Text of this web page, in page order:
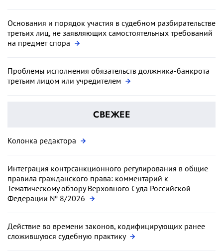
Основания и порядок участия в судебном разбирательстве
третьих лиц, не заявляющих самостоятельных требований
на предмет спора
Проблемы исполнения обязательств должника-банкрота
третьим лицом или учредителем
СВЕЖЕЕ
Колонка редактора
Интеграция контрсанкционного регулирования в общие
правила гражданского права: комментарий к
Тематическому обзору Верховного Суда Российской
Федерации № 8/2026
Действие во времени законов, кодифицирующих ранее
сложившуюся судебную практику